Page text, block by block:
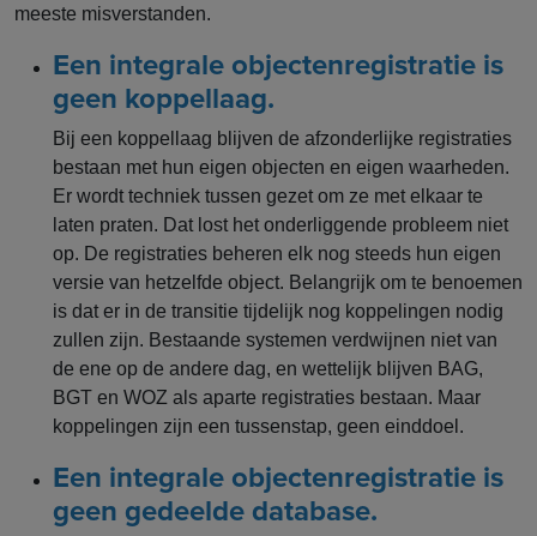
meeste misverstanden.
Een integrale objectenregistratie is
geen koppellaag.
Bij een koppellaag blijven de afzonderlijke registraties
bestaan met hun eigen objecten en eigen waarheden.
Er wordt techniek tussen gezet om ze met elkaar te
laten praten. Dat lost het onderliggende probleem niet
op. De registraties beheren elk nog steeds hun eigen
versie van hetzelfde object. Belangrijk om te benoemen
is dat er in de transitie tijdelijk nog koppelingen nodig
zullen zijn. Bestaande systemen verdwijnen niet van
de ene op de andere dag, en wettelijk blijven BAG,
BGT en WOZ als aparte registraties bestaan. Maar
koppelingen zijn een tussenstap, geen einddoel.
Een integrale objectenregistratie is
geen gedeelde database.